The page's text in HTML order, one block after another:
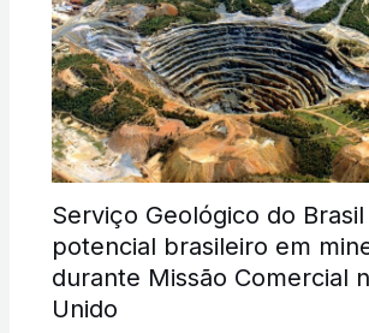
Serviço Geológico do
potencial brasileiro em
durante Missão Comercial
Unido